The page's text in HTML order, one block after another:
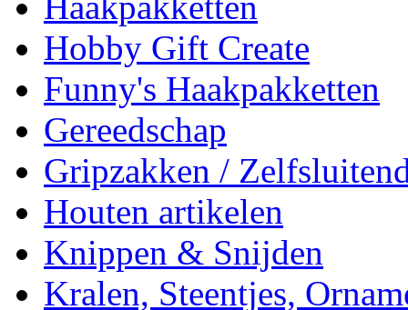
Hobby Gift Create
Funny's Haakpakketten
Gereedschap
Gripzakken /
Houten artikelen
Knippen & Snijden
Kralen, Steentjes,